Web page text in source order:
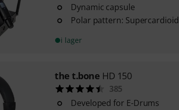
Dynamic capsule
Polar pattern: Supercardioid
i lager
the t.bone HD 150
385
Developed for E-Drums